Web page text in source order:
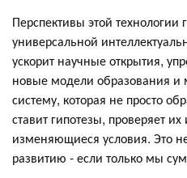
Перспективы этой
универсальной
ускорит научные открытия,
новые модели образования и
систему, которая не просто
ставит гипотезы, проверяет
изменяющиеся условия. Это
развитию - если только мы